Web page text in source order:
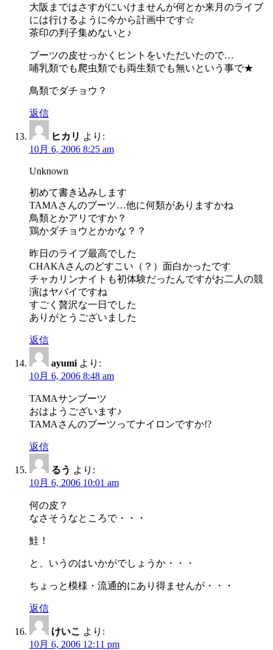
大阪まではさすがにいけませんが何とか来月のライブ
には行けるように今から計画中です☆
茶印の判子集めないと♪
ブーツの皮せっかくヒントをいただいたので…
哺乳類でも爬虫類でも両生類でも無いという事で★
鳥類でダチョウ？
返信
ヒカリ より:
10月 6, 2006 8:25 am
Unknown
初めて書き込みします
TAMAさんのブーツ…他に何類がありますかね
鳥類とかアリですか？
鶏かダチョウとかかな？？
昨日のライブ最高でした
CHAKAさんのどすこい（？）面白かったです
チャカリンナイトも初体験だったんですがお二人の競
演はヤバイですね
すごく贅沢な一日でした
ありがとうございました
返信
ayumi より:
10月 6, 2006 8:48 am
TAMAサンブーツ
おはようございます♪
TAMAさんのブーツってナイロンですか!?
返信
るう より:
10月 6, 2006 10:01 am
何の皮？
なさそうなところで・・・
鮭！
と、いうのはいかがでしょうか・・・
ちょっと模様・流通的にあり得ませんが・・・
返信
けいこ より:
10月 6, 2006 12:11 pm